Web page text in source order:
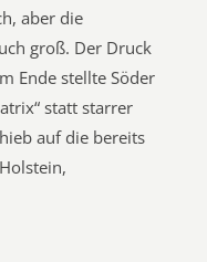
aber die
groß. Der Druck
Ende stellte Söder
statt starrer
auf die bereits